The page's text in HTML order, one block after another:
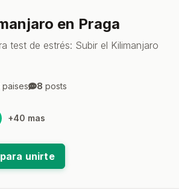
en Praga
test de estrés: Subir el Kilimanjaro
paises 8 posts
+40 mas
unirte